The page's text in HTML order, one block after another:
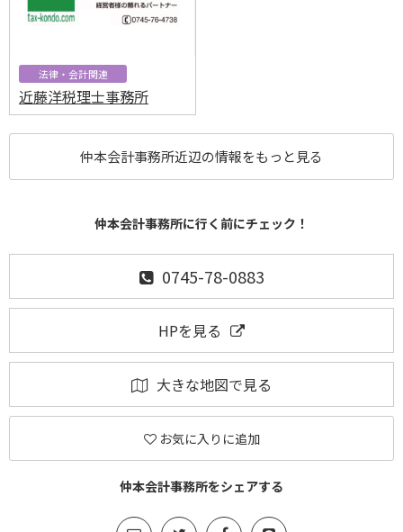
法律・会計関連
近藤洋税理士事務所
仲本会計事務所近辺の情報をもっと見る
仲本会計事務所に行く前にチェック！
0745-78-0883
HPを見る
大きな地図で見る
お気に入りに追加
仲本会計事務所をシェアする